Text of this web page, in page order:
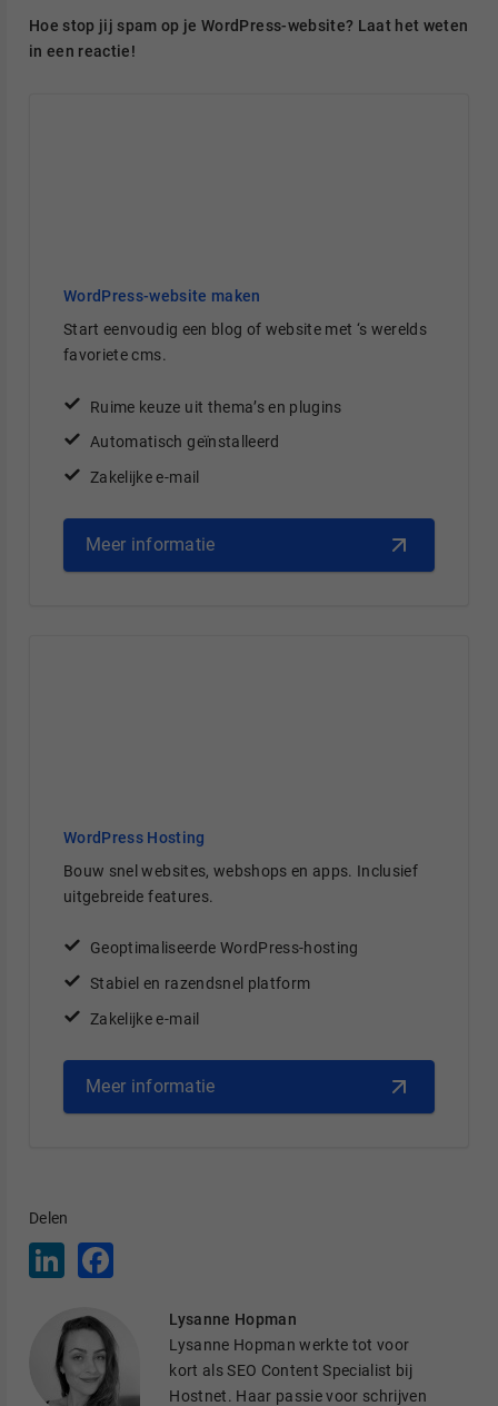
Hoe stop jij spam op je WordPress-website? Laat het weten
in een reactie!
WordPress-website maken
Start eenvoudig een blog of website met ‘s werelds
favoriete cms.
Ruime keuze uit thema’s en plugins
Automatisch geïnstalleerd
Zakelijke e-mail
Meer informatie
WordPress Hosting
Bouw snel websites, webshops en apps. Inclusief
uitgebreide features.
Geoptimaliseerde WordPress-hosting
Stabiel en razendsnel platform
Zakelijke e-mail
Meer informatie
Delen
e
d
n
o
o
Lysanne Hopman
Lysanne Hopman werkte tot voor
kort als SEO Content Specialist bij
Hostnet. Haar passie voor schrijven